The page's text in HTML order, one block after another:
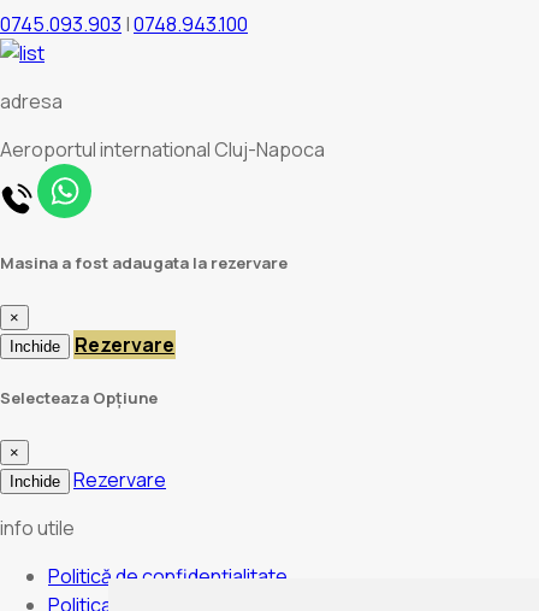
0745.093.903 |0748.943.100
adresa
Aeroportul international Cluj-Napoca
Masina a fost adaugata la rezervare
×
Inchide
Rezervare
Selecteaza Opțiune
×
Inchide
Rezervare
info utile
Politică de confidențialitate
Politica de anulare